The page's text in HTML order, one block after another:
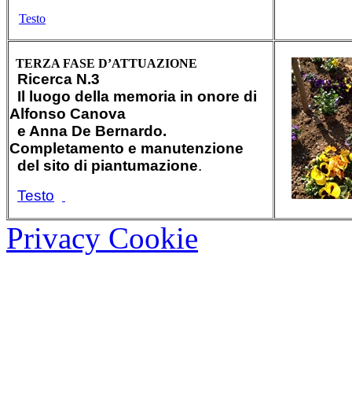
Testo
TERZA FASE D’ATTUAZIONE
Ricerca N.3
Il luogo della memoria in onore di
Alfonso Canova
e Anna De Bernardo.
Completamento e manutenzione
del sito di piantumazione.
Testo
Privacy Cookie